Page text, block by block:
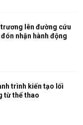
lên đường cứu
nhận hành động
trình kiến tạo lối
từ thể thao